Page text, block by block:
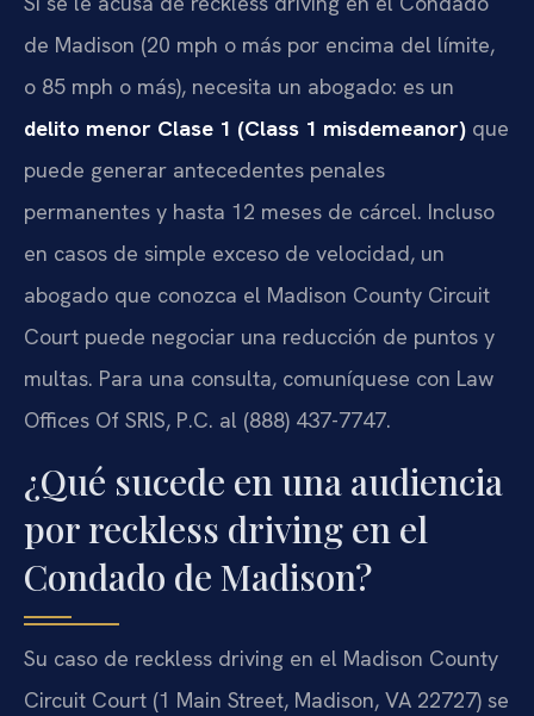
de Madison (20 mph o más por encima del límite,
o 85 mph o más), necesita un abogado: es un
delito menor Clase 1 (Class 1 misdemeanor) que
puede generar antecedentes penales
permanentes y hasta 12 meses de cárcel. Incluso
en casos de simple exceso de velocidad, un
abogado que conozca el Madison County Circuit
Court puede negociar una reducción de puntos y
multas. Para una consulta, comuníquese con Law
Offices Of SRIS, P.C. al (888) 437-7747.
¿Qué sucede en una audiencia
por reckless driving en el
Condado de Madison?
Su caso de reckless driving en el Madison County
Circuit Court (1 Main Street, Madison, VA 22727) se